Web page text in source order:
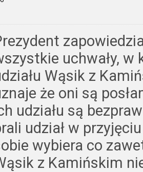
uchwały, w
Wąsik z
że oni są
udziału są
udział w
wybiera co
z Kamińskim